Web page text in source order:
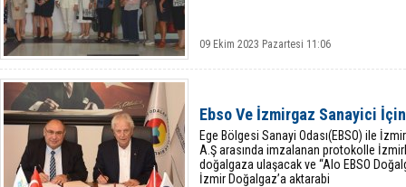
09 Ekim 2023 Pazartesi 11:06
Ebso Ve İzmirgaz Sanayici İçin
Ege Bölgesi Sanayi Odası(EBSO) ile
A.Ş arasında imzalanan protokolle
doğalgaza ulaşacak ve “Alo EBSO
İzmir Doğalgaz’a aktarabi